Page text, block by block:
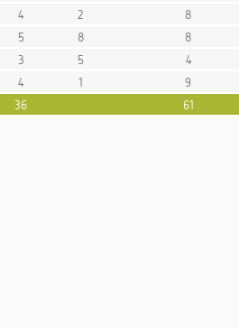
4 2
8
5 8
8
3 5
4
4 1
9
36 61